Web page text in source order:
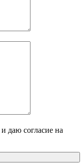
даю согласие на